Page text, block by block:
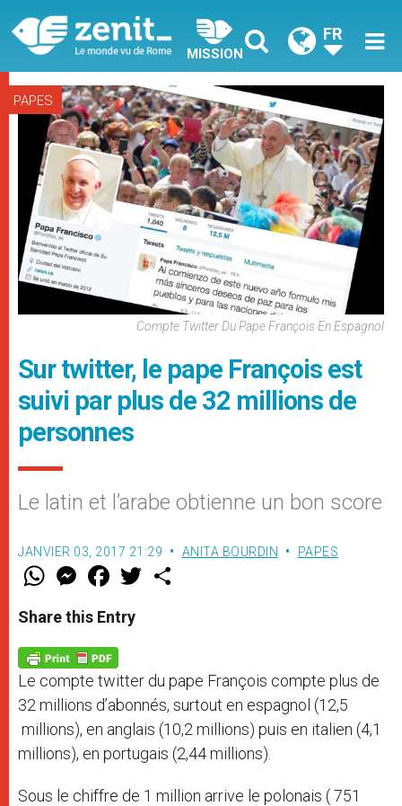
MISSION
FR
PAPES
Compte Twitter Du Pape François En Espagnol
Sur twitter, le pape François est
suivi par plus de 32 millions de
personnes
Le latin et l’arabe obtienne un bon score
JANVIER 03, 2017 21:29 ANITA BOURDIN PAPES
W
t
s
p
p
M
e
s
e
g
e
r
F
a
e
b
o
k
w
Share this Entry
Le compte twitter du pape François compte plus de
32 millions d’abonnés, surtout en espagnol (12,5
millions), en anglais (10,2 millions) puis en italien (4,1
millions), en portugais (2,44 millions).
Sous le chiffre de 1 million arrive le polonais ( 751